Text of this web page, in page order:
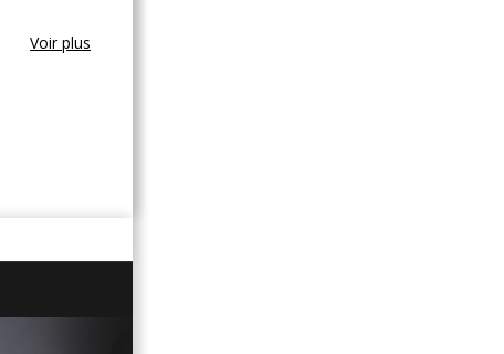
Voir plus